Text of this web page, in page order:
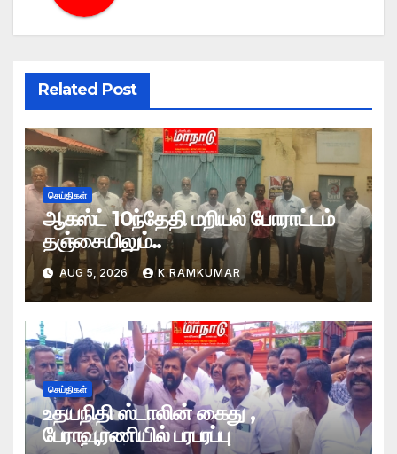
Related Post
செய்திகள்
ஆகஸ்ட் 10ந்தேதி மறியல் போராட்டம்
தஞ்சையிலும்..
AUG 5, 2026 K.RAMKUMAR
செய்திகள்
உதயநிதி ஸ்டாலின் கைது ,
பேராவூரணியில் பரபரப்பு